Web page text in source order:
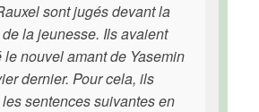
sont jugés devant la
la jeunesse. Ils avaient
le nouvel amant de Yasemin
dernier. Pour cela, ils
sentences suivantes en